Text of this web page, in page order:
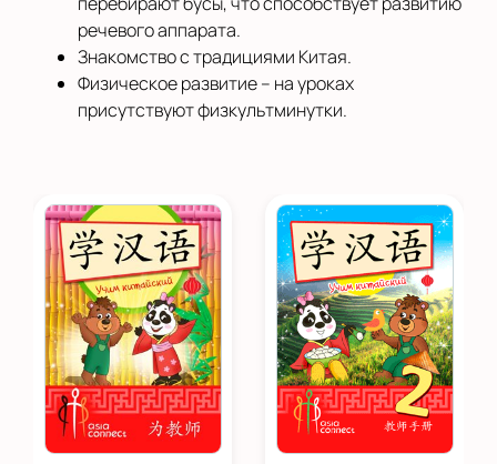
речевого аппарата.
Знакомство с традициями Китая.
Физическое развитие – на уроках
присутствуют физкультминутки.